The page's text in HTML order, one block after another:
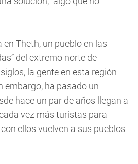
en Theth, un pueblo en las
del extremo norte de
la gente en esta región
embargo, ha pasado un
hace un par de años llegan a
vez más turistas para
ellos vuelven a sus pueblos